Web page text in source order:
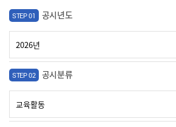
STEP 01 공시년도
STEP 02 공시분류